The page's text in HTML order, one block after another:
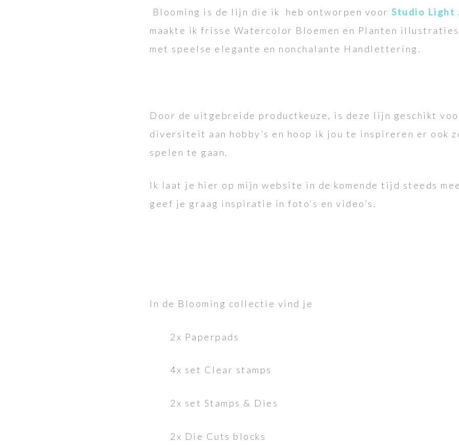
Blooming is de lijn die ik heb ontworpen voor Studio Light
maakte ik frisse Watercolor Bloemen en Planten
met speelse elegante en nonchalante Handlettering.
Door de uitgebreide productkeuze, is deze lijn geschikt
diversiteit aan hobby’s en hoop ik jou te inspireren er ook
spelen te gaan.
Ik laat je hier op mijn website in de komende tijd steeds
geef je graag inspiratie in foto’s en video’s.
In de Blooming collectie vind je
2x Paperpads
4x set Clear stamps
2x set Stamps & Dies
2x Die Cuts blocks